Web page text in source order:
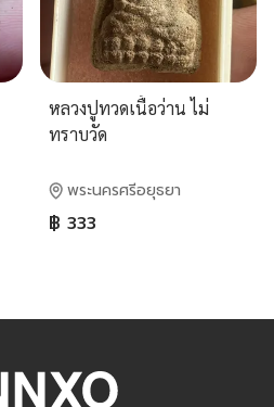
หลวงปูทวดเนื้อว่าน ไม่
ทราบวัด
พระนครศรีอยุธยา
฿ 333